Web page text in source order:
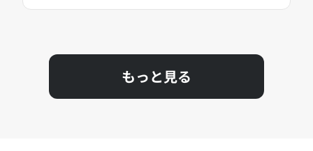
もっと見る